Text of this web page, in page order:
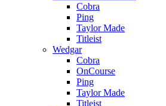
Cobra
Ping
Taylor Made
Titleist
Wedgar
Cobra
OnCourse
Ping
Taylor Made
Titleist